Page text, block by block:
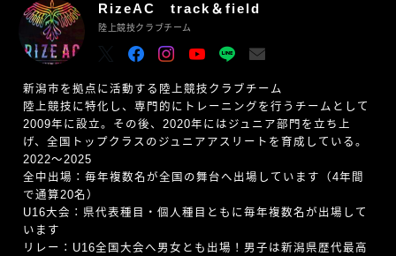
RizeAC track＆field
陸上競技クラブチーム
新潟市を拠点に活動する陸上競技クラブチーム
陸上競技に特化し、専門的にトレーニングを行うチームとして
2009年に設立。その後、2020年にはジュニア部門を立ち上
げ、全国トップクラスのジュニアアスリートを育成している。
2022〜2025
全中出場：毎年複数名が全国の舞台へ出場しています（4年間
で通算20名）
U16大会：県代表種目・個人種目ともに毎年複数名が出場して
います
リレー：U16全国大会へ男女とも出場！男子は新潟県歴代最高